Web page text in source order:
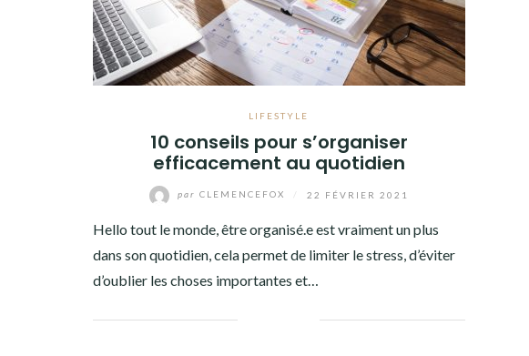
LIFESTYLE
10 conseils pour s’organiser
efficacement au quotidien
par CLEMENCEFOX 22 FÉVRIER 2021
Hello tout le monde, être organisé.e est vraiment un plus
dans son quotidien, cela permet de limiter le stress, d’éviter
d’oublier les choses importantes et…